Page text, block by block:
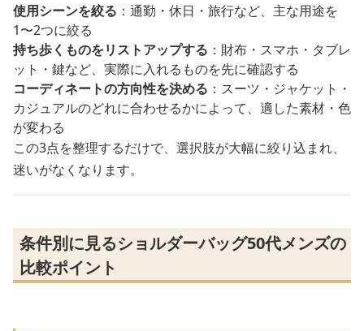
使用シーンを絞る ：通勤・休日・旅行など、主な用途を
1〜2つに絞る
持ち歩くものをリストアップする ：財布・スマホ・タブレ
ット・鍵など、実際に入れるものを先に確認する
コーディネートの方向性を決める ：スーツ・ジャケット・
カジュアルのどれに合わせるかによって、適した素材・色
が変わる
この3点を整理するだけで、選択肢が大幅に絞り込まれ、
迷いがなくなります。
条件別に見るショルダーバッグ50代メンズの
比較ポイント